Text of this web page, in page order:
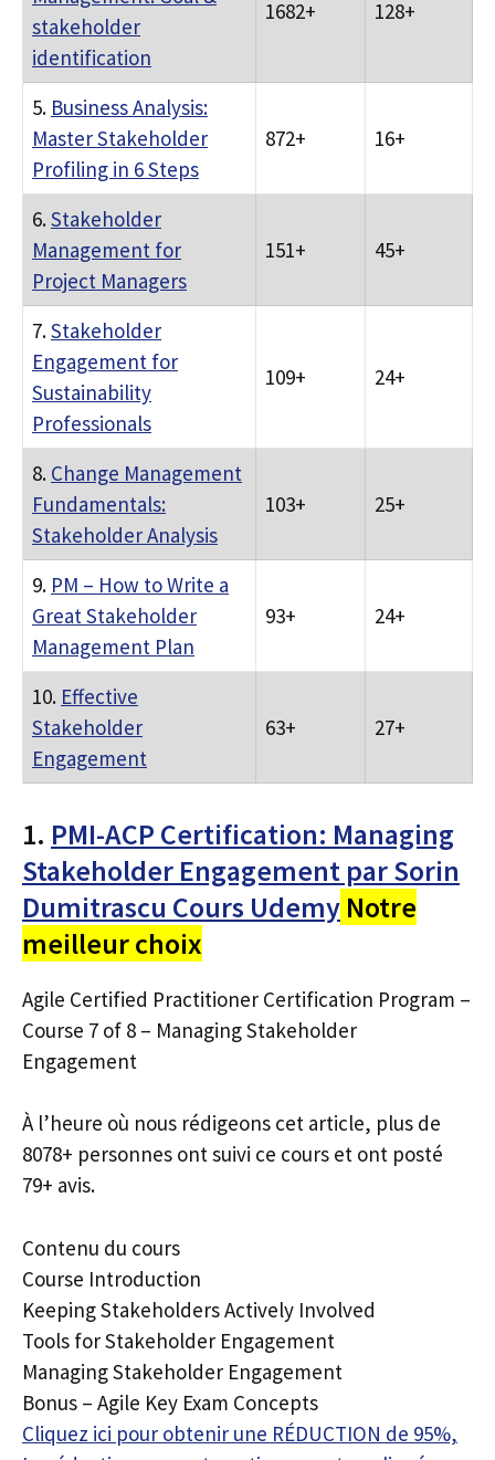
stakeholder
identification
1682+ 128+
5. Business Analysis:
Master Stakeholder
Profiling in 6 Steps
872+ 16+
6.Stakeholder
Management for
Project Managers
151+ 45+
7.Stakeholder
Engagement for
Sustainability
Professionals
109+ 24+
8. Change Management
Fundamentals:
Stakeholder Analysis
103+ 25+
9. PM – How to Write a
Great Stakeholder
Management Plan
93+ 24+
10. Effective
Stakeholder
Engagement
63+ 27+
1. PMI-ACP Certification: Managing
Stakeholder Engagement par Sorin
Dumitrascu Cours Udemy Notre
meilleur choix
Agile Certified Practitioner Certification Program –
Course 7 of 8 – Managing Stakeholder
Engagement
À l’heure où nous rédigeons cet article, plus de
8078+ personnes ont suivi ce cours et ont posté
79+ avis.
Contenu du cours
Course Introduction
Keeping Stakeholders Actively Involved
Tools for Stakeholder Engagement
Managing Stakeholder Engagement
Bonus – Agile Key Exam Concepts
Cliquez ici pour obtenir une RÉDUCTION de 95%,